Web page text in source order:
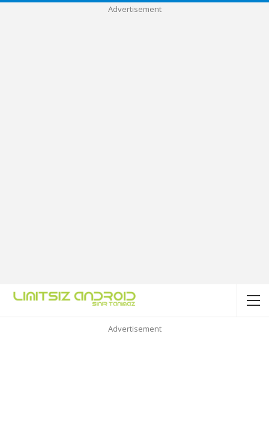
Advertisement
Advertisement